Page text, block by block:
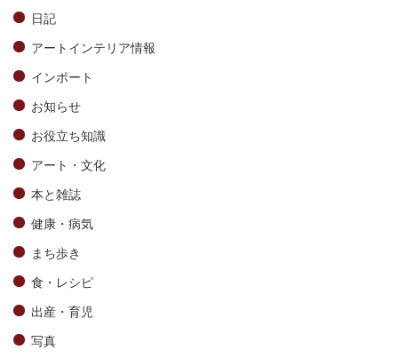
日記
アートインテリア情報
インポート
お知らせ
お役立ち知識
アート・文化
本と雑誌
健康・病気
まち歩き
食・レシピ
出産・育児
写真